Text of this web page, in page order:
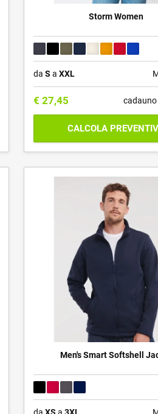
Storm Women
da S a XXL
€ 27,45
CALCOLA
Men's Smart Softshell